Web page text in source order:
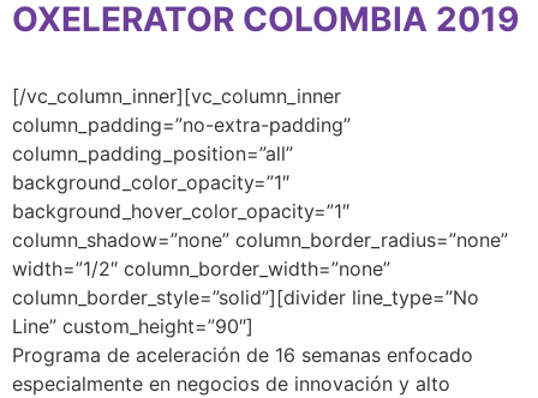
OXELERATOR COLOMBIA 2019
[/vc_column_inner][vc_column_inner
column_padding=”no-extra-padding”
column_padding_position=”all”
background_color_opacity=”1″
background_hover_color_opacity=”1″
column_shadow=”none” column_border_radius=”none”
width=”1/2″ column_border_width=”none”
column_border_style=”solid”][divider line_type=”No
Line” custom_height=”90″]
Programa de aceleración de 16 semanas enfocado
especialmente en negocios de innovación y alto